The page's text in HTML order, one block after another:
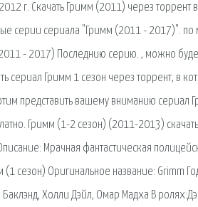
г. Скачать Гримм (2011) через
серии сериала "Гримм (2011 - 2017)". по
- 2017) Последнию серию. , можно
сериал Гримм 1 сезон через торрент, в
представить вашему вниманию сериал
Гримм (1-2 сезон) (2011-2013)
Мрачная фантастическая
(1 сезон) Оригинальное название: Grimm
Холли Дэйл, Омар Мадха В